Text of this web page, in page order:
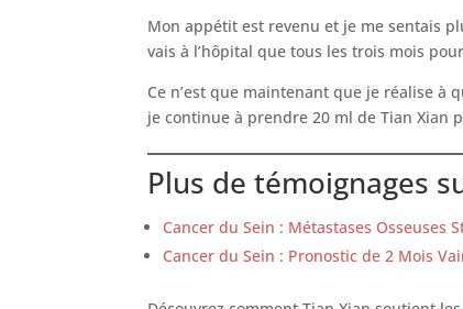
Mon appétit est revenu et je me sentais
vais à l’hôpital que tous les trois mois
Ce n’est que maintenant que je réalise à
je continue à prendre 20 ml de Tian Xian
Plus de témoignages
Cancer du Sein : Métastases Osseuses
Cancer du Sein : Pronostic de 2 Mois